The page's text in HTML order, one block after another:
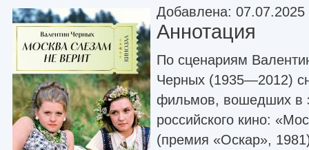
Добавлена: 07.07.2025
Аннотация
По сценариям
Черных (1935—2012)
фильмов, вошедших в
российского кино:
(премия «Оскар»,